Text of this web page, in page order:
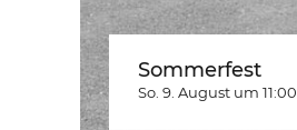
Sommerfest
So. 9. August um 11:00